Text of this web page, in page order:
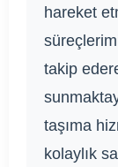
hareket
takip
taşıma
kolaylık